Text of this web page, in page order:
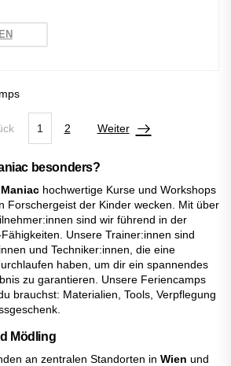
1 2 Weiter
besonders?
hochwertige Kurse und Workshops
Forschergeist der Kinder wecken. Mit über
sind wir führend in der
Unsere Trainer:innen sind
und Techniker:innen, die eine
haben, um dir ein spannendes
zu garantieren. Unsere Feriencamps
brauchst: Materialien, Tools, Verpflegung
Mödling
an zentralen Standorten in Wien und